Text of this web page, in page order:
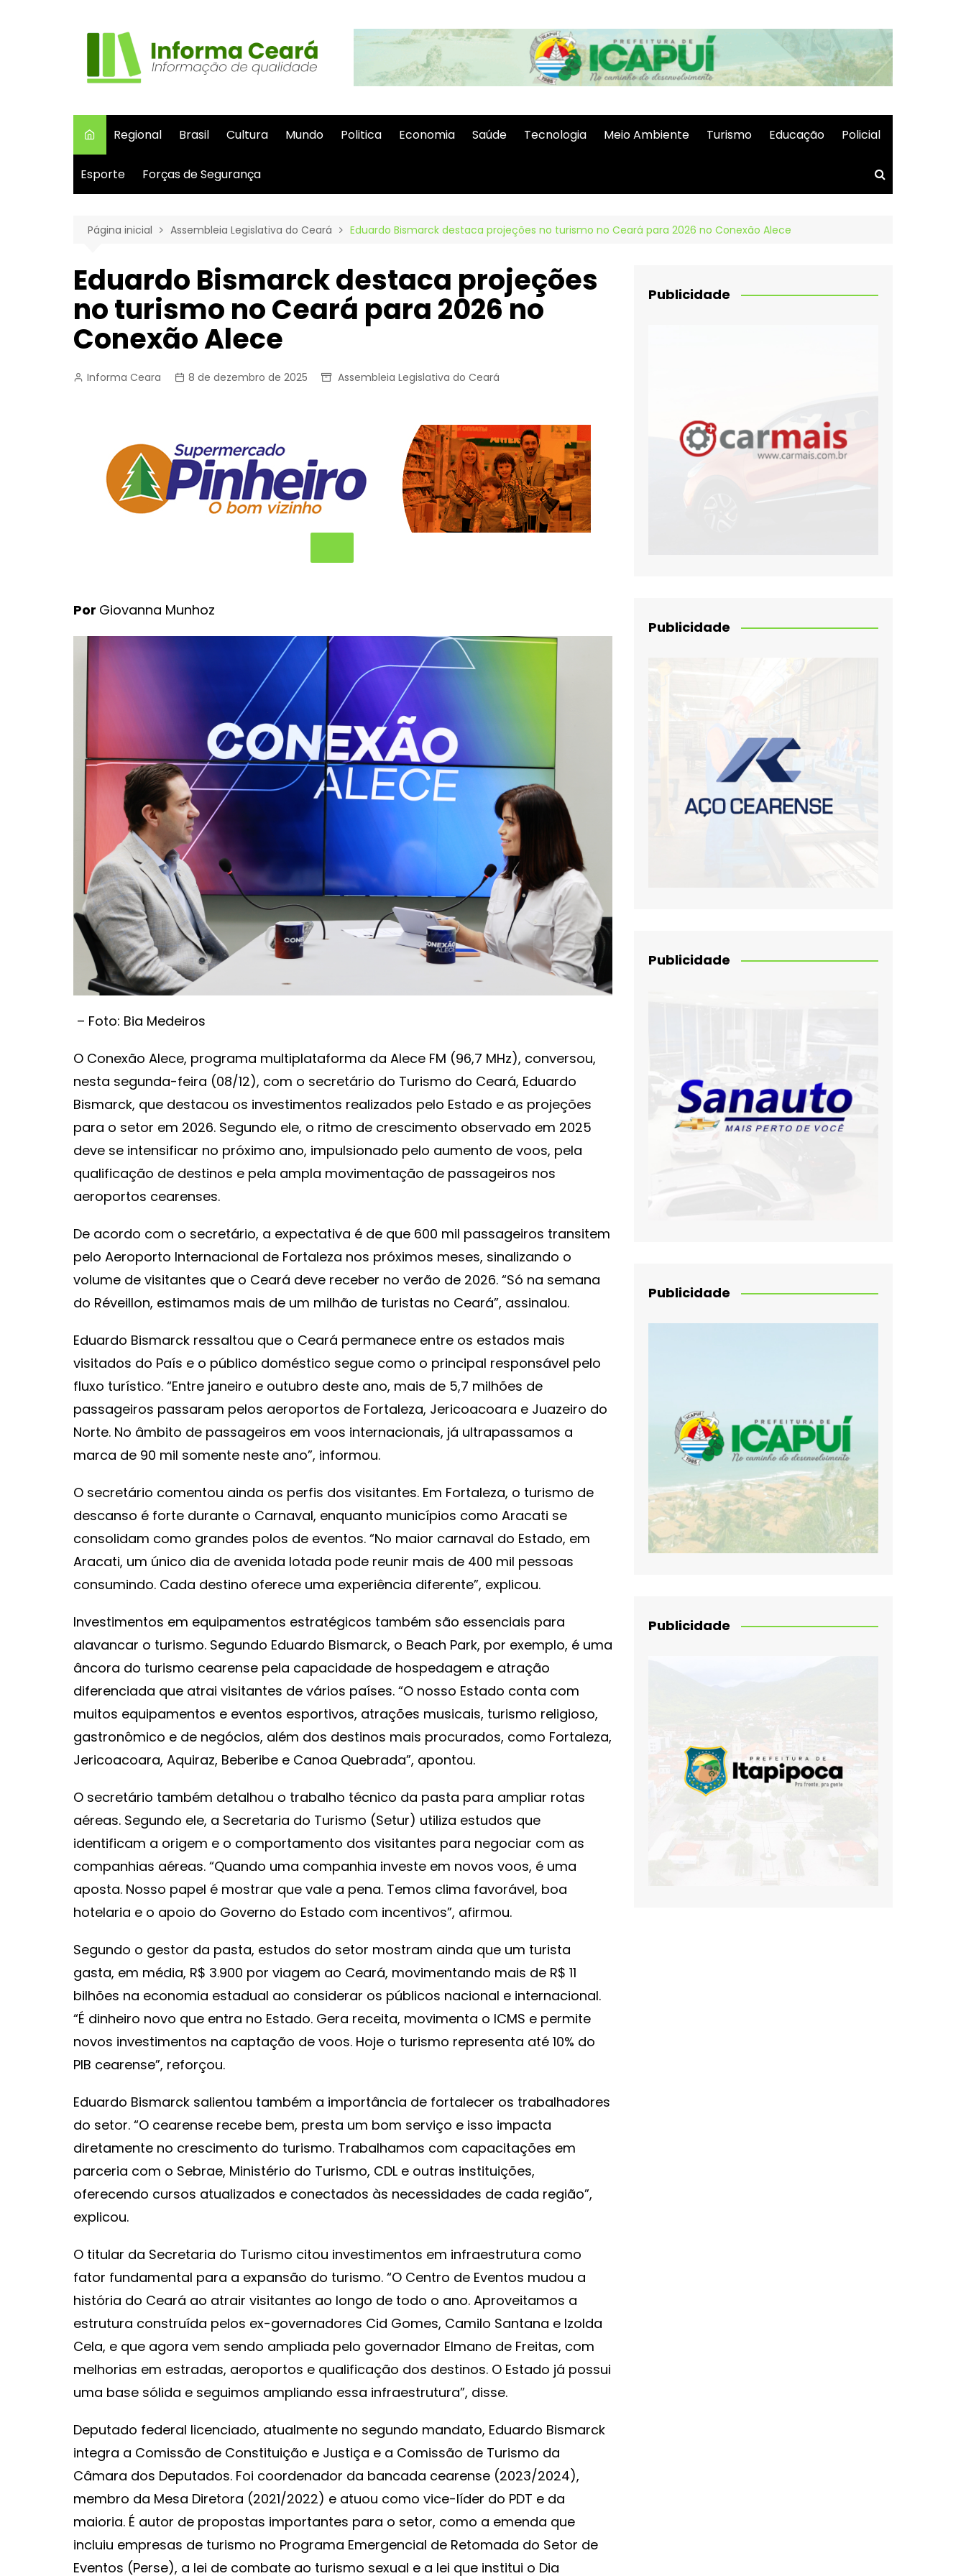
Regional Brasil Cultura Mundo Politica Economia Saúde Tecnologia Meio Ambiente Turismo Educação Policial
Esporte Forças de Segurança
Página inicial Assembleia Legislativa do Ceará Eduardo Bismarck destaca projeções no turismo no Ceará para 2026 no Conexão Alece
Eduardo Bismarck destaca projeções
no turismo no Ceará para 2026 no
Conexão Alece
Informa Ceara 8 de dezembro de 2025 Assembleia Legislativa do Ceará
Por Giovanna Munhoz
– Foto: Bia Medeiros
O Conexão Alece, programa multiplataforma da Alece FM (96,7 MHz), conversou,
nesta segunda-feira (08/12), com o secretário do Turismo do Ceará, Eduardo
Bismarck, que destacou os investimentos realizados pelo Estado e as projeções
para o setor em 2026. Segundo ele, o ritmo de crescimento observado em 2025
deve se intensificar no próximo ano, impulsionado pelo aumento de voos, pela
qualificação de destinos e pela ampla movimentação de passageiros nos
aeroportos cearenses.
De acordo com o secretário, a expectativa é de que 600 mil passageiros transitem
pelo Aeroporto Internacional de Fortaleza nos próximos meses, sinalizando o
volume de visitantes que o Ceará deve receber no verão de 2026. “Só na semana
do Réveillon, estimamos mais de um milhão de turistas no Ceará”, assinalou.
Eduardo Bismarck ressaltou que o Ceará permanece entre os estados mais
visitados do País e o público doméstico segue como o principal responsável pelo
fluxo turístico. “Entre janeiro e outubro deste ano, mais de 5,7 milhões de
passageiros passaram pelos aeroportos de Fortaleza, Jericoacoara e Juazeiro do
Norte. No âmbito de passageiros em voos internacionais, já ultrapassamos a
marca de 90 mil somente neste ano”, informou.
O secretário comentou ainda os perfis dos visitantes. Em Fortaleza, o turismo de
descanso é forte durante o Carnaval, enquanto municípios como Aracati se
consolidam como grandes polos de eventos. “No maior carnaval do Estado, em
Aracati, um único dia de avenida lotada pode reunir mais de 400 mil pessoas
consumindo. Cada destino oferece uma experiência diferente”, explicou.
Investimentos em equipamentos estratégicos também são essenciais para
alavancar o turismo. Segundo Eduardo Bismarck, o Beach Park, por exemplo, é uma
âncora do turismo cearense pela capacidade de hospedagem e atração
diferenciada que atrai visitantes de vários países. “O nosso Estado conta com
muitos equipamentos e eventos esportivos, atrações musicais, turismo religioso,
gastronômico e de negócios, além dos destinos mais procurados, como Fortaleza,
Jericoacoara, Aquiraz, Beberibe e Canoa Quebrada”, apontou.
O secretário também detalhou o trabalho técnico da pasta para ampliar rotas
aéreas. Segundo ele, a Secretaria do Turismo (Setur) utiliza estudos que
identificam a origem e o comportamento dos visitantes para negociar com as
companhias aéreas. “Quando uma companhia investe em novos voos, é uma
aposta. Nosso papel é mostrar que vale a pena. Temos clima favorável, boa
hotelaria e o apoio do Governo do Estado com incentivos”, afirmou.
Segundo o gestor da pasta, estudos do setor mostram ainda que um turista
gasta, em média, R$ 3.900 por viagem ao Ceará, movimentando mais de R$ 11
bilhões na economia estadual ao considerar os públicos nacional e internacional.
“É dinheiro novo que entra no Estado. Gera receita, movimenta o ICMS e permite
novos investimentos na captação de voos. Hoje o turismo representa até 10% do
PIB cearense”, reforçou.
Eduardo Bismarck salientou também a importância de fortalecer os trabalhadores
do setor. “O cearense recebe bem, presta um bom serviço e isso impacta
diretamente no crescimento do turismo. Trabalhamos com capacitações em
parceria com o Sebrae, Ministério do Turismo, CDL e outras instituições,
oferecendo cursos atualizados e conectados às necessidades de cada região”,
explicou.
O titular da Secretaria do Turismo citou investimentos em infraestrutura como
fator fundamental para a expansão do turismo. “O Centro de Eventos mudou a
história do Ceará ao atrair visitantes ao longo de todo o ano. Aproveitamos a
estrutura construída pelos ex-governadores Cid Gomes, Camilo Santana e Izolda
Cela, e que agora vem sendo ampliada pelo governador Elmano de Freitas, com
melhorias em estradas, aeroportos e qualificação dos destinos. O Estado já possui
uma base sólida e seguimos ampliando essa infraestrutura”, disse.
Deputado federal licenciado, atualmente no segundo mandato, Eduardo Bismarck
integra a Comissão de Constituição e Justiça e a Comissão de Turismo da
Câmara dos Deputados. Foi coordenador da bancada cearense (2023/2024),
membro da Mesa Diretora (2021/2022) e atuou como vice-líder do PDT e da
maioria. É autor de propostas importantes para o setor, como a emenda que
incluiu empresas de turismo no Programa Emergencial de Retomada do Setor de
Eventos (Perse), a lei de combate ao turismo sexual e a lei que institui o Dia
Publicidade
Publicidade
Publicidade
Publicidade
Publicidade